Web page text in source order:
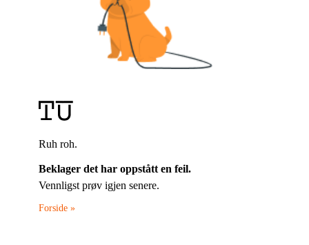
Ruh roh.
Beklager det har oppstått en feil.
Vennligst prøv igjen senere.
Forside »